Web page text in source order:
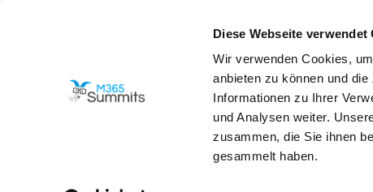
Diese Webseite verwendet
Wir verwenden Cookies,
anbieten zu können und
Informationen zu Ihrer
und Analysen weiter.
zusammen, die Sie ihnen
gesammelt haben.
Programm 